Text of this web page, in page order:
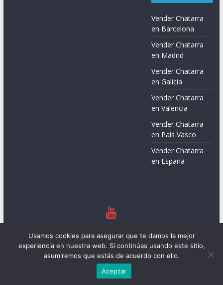
Vender Chatarra
en Barcelona
Vender Chatarra
en Madrid
Vender Chatarra
en Galicia
Vender Chatarra
en Valencia
Vender Chatarra
en Pais Vasco
Vender Chatarra
en España
derechos reservados.
Tema:ColorMagpor ThemeGrill. Funciona conWordPress
Usamos cookies para asegurar que te damos la mejor
experiencia en nuestra web. Si continúas usando este sitio,
asumiremos que estás de acuerdo con ello.
Aceptar